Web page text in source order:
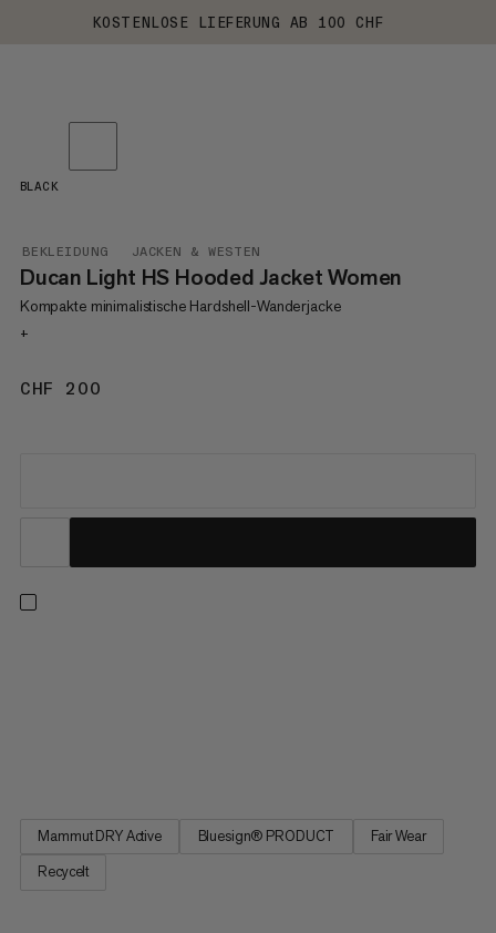
KOSTENLOSE LIEFERUNG AB 100 CHF
BEKLEIDUNG JACKEN & WESTEN
Ducan Light HS Hooded Jacket Women
Kompakte minimalistische Hardshell-Wanderjacke
+
CHF 200
BLACK
Mammut DRY Active Bluesign® PRODUCT
Fair Wear
Recycelt